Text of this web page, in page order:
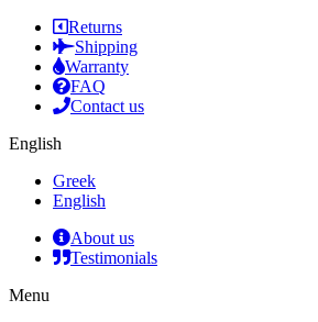
Returns
Shipping
Warranty
FAQ
Contact us
English
Greek
English
About us
Testimonials
Menu